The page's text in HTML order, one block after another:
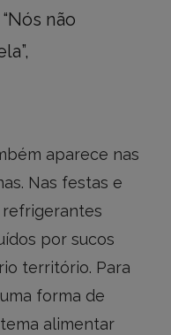
não
aparece nas
Nas festas e
por sucos
território. Para
forma de
alimentar